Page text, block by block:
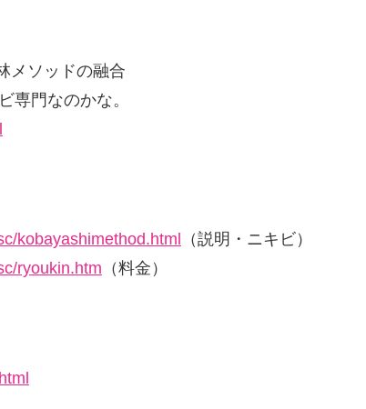
メソッドの融合
専門なのかな。
kobayashimethod.html
（説明・ニキビ）
ryoukin.htm （料金）